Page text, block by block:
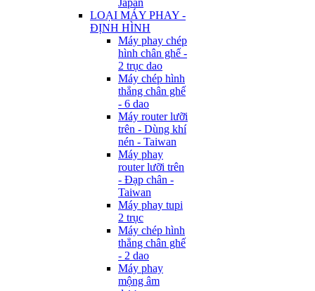
Japan
LOẠI MÁY PHAY -
ĐỊNH HÌNH
Máy phay chép
hình chân ghế -
2 trục dao
Máy chép hình
thẳng chân ghế
- 6 dao
Máy router lưỡi
trên - Dùng khí
nén - Taiwan
Máy phay
router lưỡi trên
- Đạp chân -
Taiwan
Máy phay tupi
2 trục
Máy chép hình
thẳng chân ghế
- 2 dao
Máy phay
mộng âm